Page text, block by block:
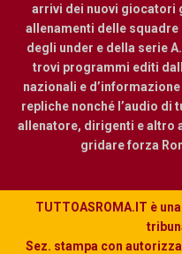
arrivi dei nuovi giocatori
allenamenti delle
degli under e della serie
trovi programmi editi
nazionali e
repliche nonché l’audio
allenatore, dirigenti e altro
gridare forza
TUTTOASROMA.IT è
Sez. stampa con